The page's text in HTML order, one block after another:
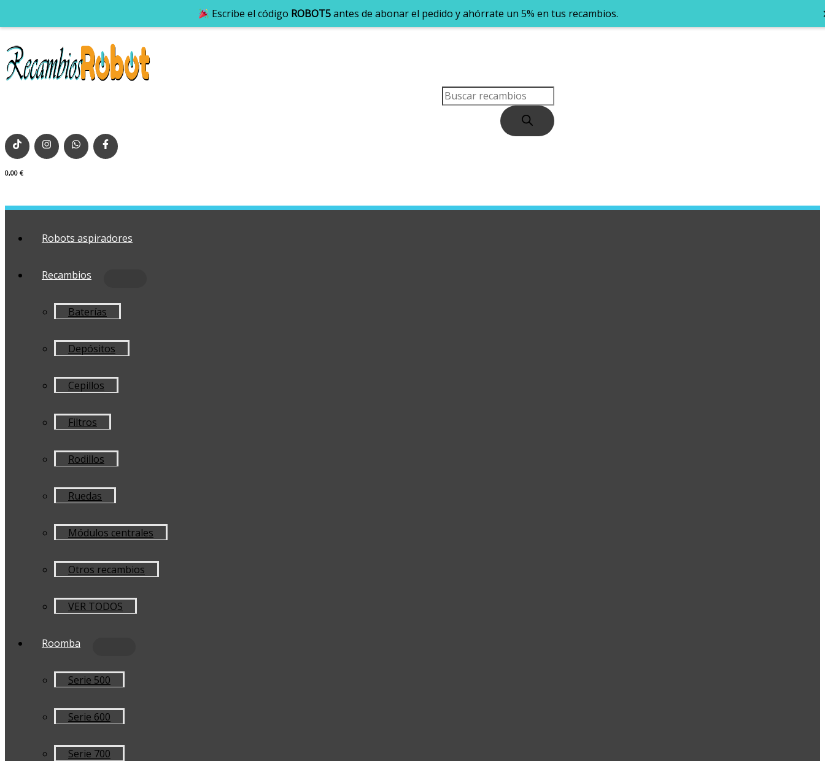
Escribe el código ROBOT5antes de abonar el pedido y ahórrate un 5% en tus recambios.
0,00 €
Robots aspiradores
Recambios
Baterías
Depósitos
Cepillos
Filtros
Rodillos
Ruedas
Módulos centrales
Otros recambios
VER TODOS
Roomba
Serie 500
Serie 600
Serie 700